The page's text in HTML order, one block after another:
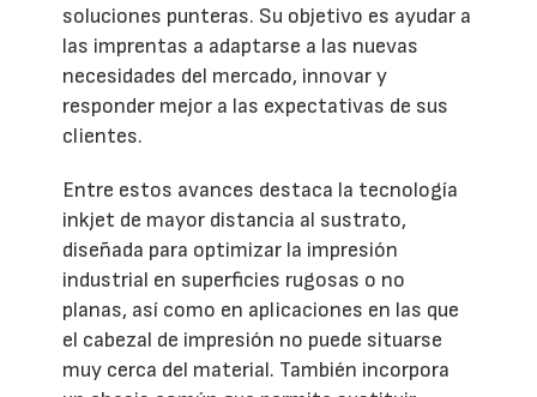
soluciones punteras. Su objetivo es ayudar a
las imprentas a adaptarse a las nuevas
necesidades del mercado, innovar y
responder mejor a las expectativas de sus
clientes.
Entre estos avances destaca la tecnología
inkjet de mayor distancia al sustrato,
diseñada para optimizar la impresión
industrial en superficies rugosas o no
planas, así como en aplicaciones en las que
el cabezal de impresión no puede situarse
muy cerca del material. También incorpora